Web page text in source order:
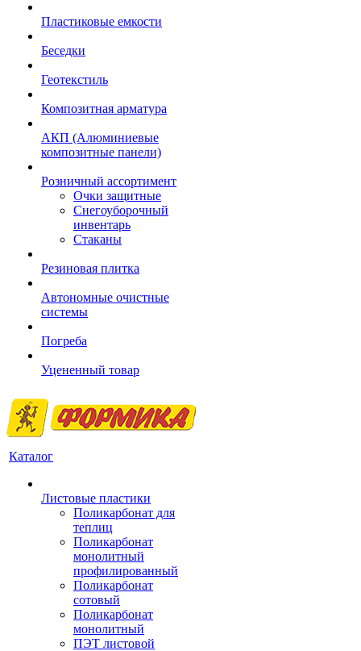
Пластиковые емкости
Беседки
Геотекстиль
Композитная арматура
АКП (Алюминиевые
композитные панели)
Розничный ассортимент
Очки защитные
Снегоуборочный
инвентарь
Стаканы
Резиновая плитка
Автономные очистные
системы
Погреба
Уцененный товар
Каталог
Листовые пластики
Поликарбонат для
теплиц
Поликарбонат
монолитный
профилированный
Поликарбонат
сотовый
Поликарбонат
монолитный
ПЭТ листовой